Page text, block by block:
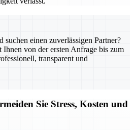
suchen einen zuverlässigen Partner?
Ihnen von der ersten Anfrage bis zum
transparent und
Sie Stress, Kosten und